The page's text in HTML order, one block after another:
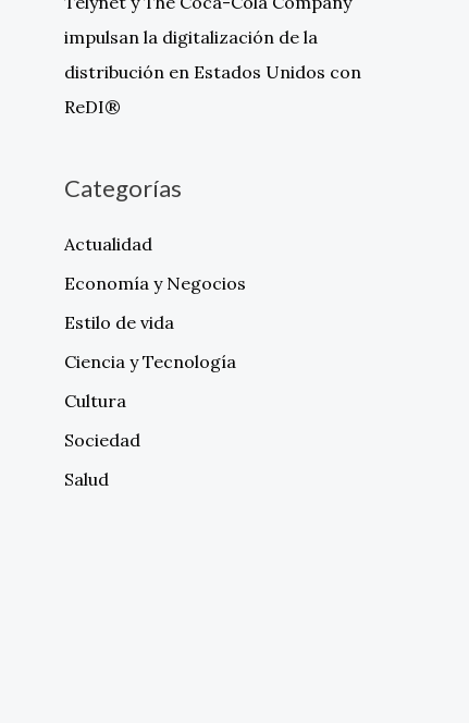
impulsan la digitalización de la
distribución en Estados Unidos con
ReDI®
Categorías
Actualidad
Economía y Negocios
Estilo de vida
Ciencia y Tecnología
Cultura
Sociedad
Salud